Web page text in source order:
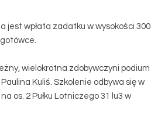
jest wpłata zadatku w wysokości 300
wielokrotna zdobywczyni podium
Kuliś. Szkolenie odbywa się w
os. 2 Pułku Lotniczego 31 lu3 w